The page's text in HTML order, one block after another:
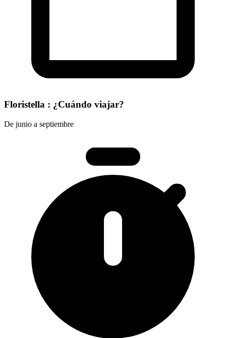
Floristella : ¿Cuándo viajar?
De junio a septiembre